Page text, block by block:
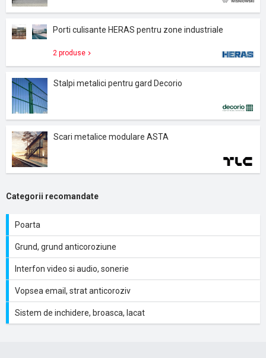
Porti culisante HERAS pentru zone industriale
2 produse
Stalpi metalici pentru gard Decorio
Scari metalice modulare ASTA
Categorii recomandate
Poarta
Grund, grund anticoroziune
Interfon video si audio, sonerie
Vopsea email, strat anticoroziv
Sistem de inchidere, broasca, lacat